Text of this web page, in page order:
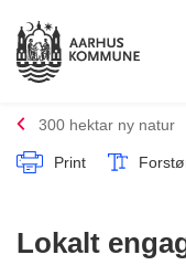
300 hektar ny natur
Print
Lokalt